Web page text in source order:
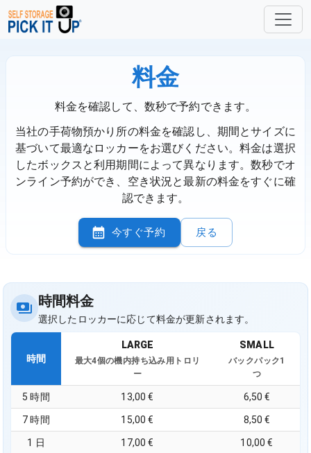
料金
料金を確認して、数秒で予約できます。
当社の手荷物預かり所の料金を確認し、期間とサイズに
基づいて最適なロッカーをお選びください。料金は選択
したボックスと利用期間によって異なります。数秒でオ
ンライン予約ができ、空き状況と最新の料金をすぐに確
認できます。
今すぐ予約 戻る
時間料金
選択したロッカーに応じて料金が更新されます。
時間
LARGE
最大4個の機内持ち込み用トロリ
ー
SMALL
バックパック1
つ
5 時間 13,00 € 6,50 €
7 時間 15,00 € 8,50 €
1 日 17,00 € 10,00 €